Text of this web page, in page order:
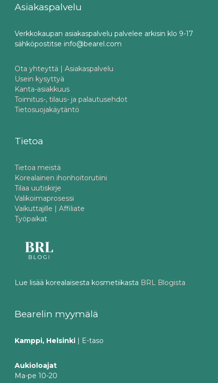
Asiakaspalvelu
Verkkokaupan asiakaspalvelu palvelee arkisin klo 9-17
sähköpostitse info@bearel.com
Ota yhteyttä | Asiakaspalvelu
Usein kysyttyä
Kanta-asiakkuus
Toimitus-, tilaus- ja palautusehdot
Tietosuojakäytäntö
Tietoa
Tietoa meistä
Korealainen ihonhoitorutiini
Tilaa uutiskirje
Valikoimaprosessi
Vaikuttajille | Affiliate
Työpaikat
Lue lisää korealaisesta kosmetiikasta BRL Blogista
Bearelin myymälä
Kamppi, Helsinki | E-taso
Aukioloajat
Ma-pe 10-20